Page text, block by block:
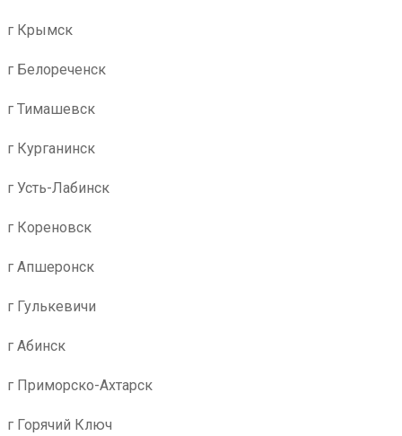
г Крымск
г Белореченск
г Тимашевск
г Курганинск
г Усть-Лабинск
г Кореновск
г Апшеронск
г Гулькевичи
г Абинск
г Приморско-Ахтарск
г Горячий Ключ